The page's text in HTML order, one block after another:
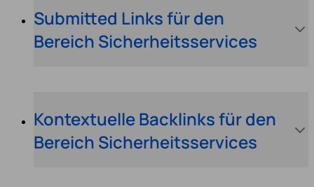
Submitted Links für den
Bereich Sicherheitsservices
Kontextuelle Backlinks für den
Bereich Sicherheitsservices